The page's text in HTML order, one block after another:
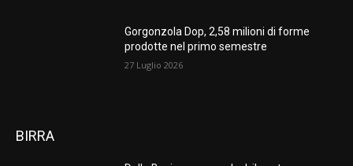
Gorgonzola Dop, 2,58 milioni di forme
prodotte nel primo semestre
27 Luglio 2026
BIRRA